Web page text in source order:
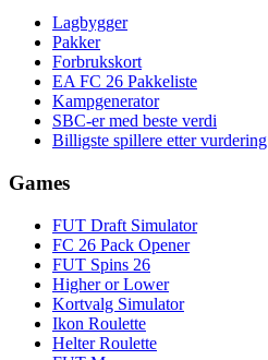
Lagbygger
Pakker
Forbrukskort
EA FC 26 Pakkeliste
Kampgenerator
SBC-er med beste verdi
Billigste spillere etter vurdering
Games
FUT Draft Simulator
FC 26 Pack Opener
FUT Spins 26
Higher or Lower
Kortvalg Simulator
Ikon Roulette
Helter Roulette